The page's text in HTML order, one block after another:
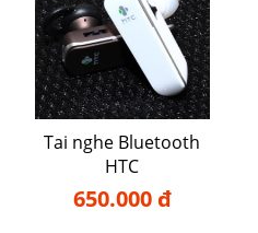
Tai nghe Bluetooth
HTC
650.000 đ